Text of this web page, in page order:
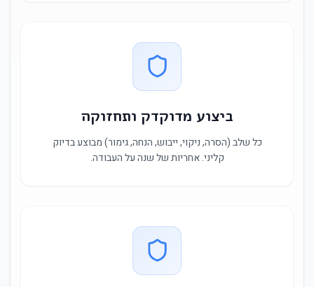
ביצוע מדוקדק ותחזוקה
כל שלב (הסרה, ניקוי, ייבוש, הנחה, גימור) מבוצע בדיוק
קליני. אחריות של שנה על העבודה.